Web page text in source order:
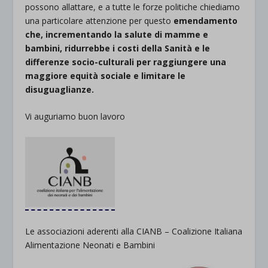
possono allattare, e a tutte le forze politiche chiediamo
una particolare attenzione per questo emendamento
che, incrementando la salute di mamme e
bambini, ridurrebbe i costi della Sanità e le
differenze socio-culturali per raggiungere una
maggiore equità sociale e limitare le
disuguaglianze.
Vi auguriamo buon lavoro
Le associazioni aderenti alla CIANB – Coalizione Italiana
Alimentazione Neonati e Bambini